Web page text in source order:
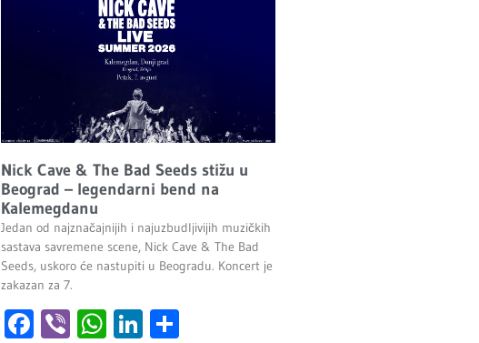
Nick Cave & The Bad Seeds stižu u
Beograd – legendarni bend na
Kalemegdanu
Jedan od najznačajnijih i najuzbudljivijih muzičkih
sastava savremene scene, Nick Cave & The Bad
Seeds, uskoro će nastupiti u Beogradu. Koncert je
zakazan za 7.
Facebook
ViberWhatsApp
LinkedIn